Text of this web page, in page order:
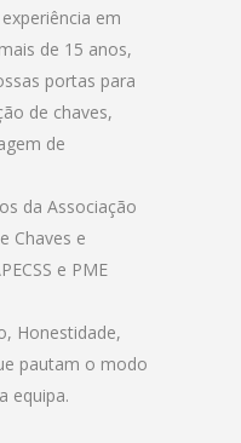
em
de 15 anos,
portas para
de chaves,
de
da Associação
Chaves e
e PME
Honestidade,
pautam o modo
equipa.